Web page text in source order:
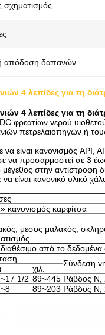
σχηματισμός
απόδοση δαπανών
4 λεπίδες για τη
4 λεπίδες για τη
φρεατίων νερού
πετρελαιοπηγών ή
είναι κανονισμός API,
να προσαρμοστεί σε 3
στην αντίστροφη
είναι κανονικό υλικό
κανονισμός καρφίτσα
μέσος μαλακός,
από το δεδομένα
Σύνδεση
χιλ.
1/2 89~445 Ράβδος
89~203 Ράβδος